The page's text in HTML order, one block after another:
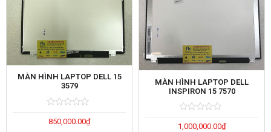
MÀN HÌNH LAPTOP DELL 15
3579
0
850,000.00₫
MÀN HÌNH LAPTOP DELL
INSPIRON 15 7570
0
1,000,000.00₫